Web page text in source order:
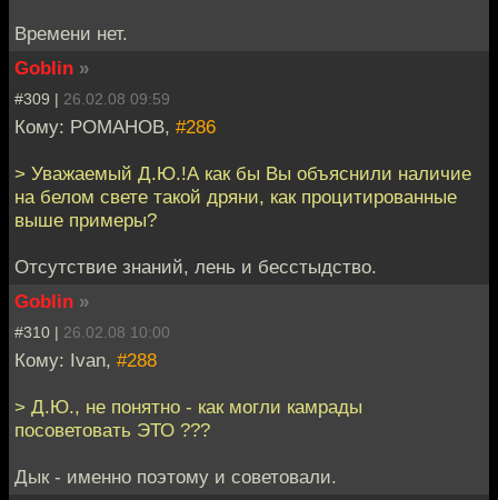
Времени нет.
Goblin »
#309 | 26.02.08 09:59
Кому: РОМАНОВ, #286
> Уважаемый Д.Ю.!А как бы Вы объяснили наличие
на белом свете такой дряни, как процитированные
выше примеры?
Отсутствие знаний, лень и бесстыдство.
Goblin »
#310 | 26.02.08 10:00
Кому: Ivan, #288
> Д.Ю., не понятно - как могли камрады
посоветовать ЭТО ???
Дык - именно поэтому и советовали.